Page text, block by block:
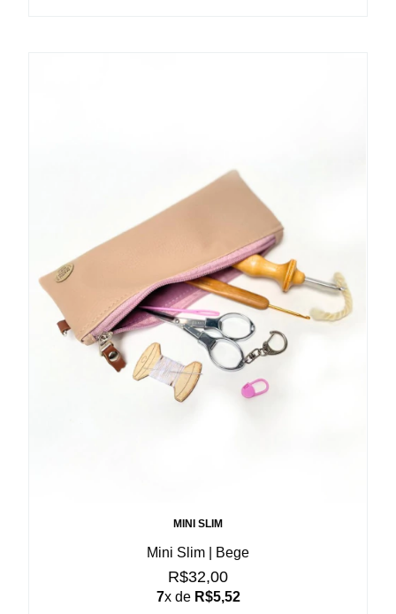
MINI SLIM
Mini Slim | Bege
R$32,00
7x de R$5,52